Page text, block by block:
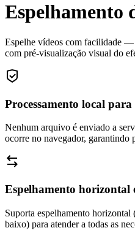
Espelhamento
Espelhe vídeos com facilidade
com pré-visualização visual do
Processamento local
Nenhum arquivo é enviado a
ocorre no navegador, garantindo
Espelhamento horizontal
Suporta espelhamento
baixo) para atender a todas as